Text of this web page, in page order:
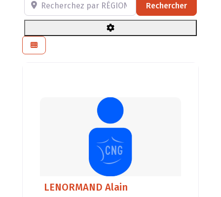
Recherchez par RÉGION, DÉPARTEMENT ou VILLE
Rechercher
LENORMAND Alain